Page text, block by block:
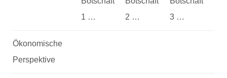
1 …
2 …
3 …
Ökonomische
Perspektive